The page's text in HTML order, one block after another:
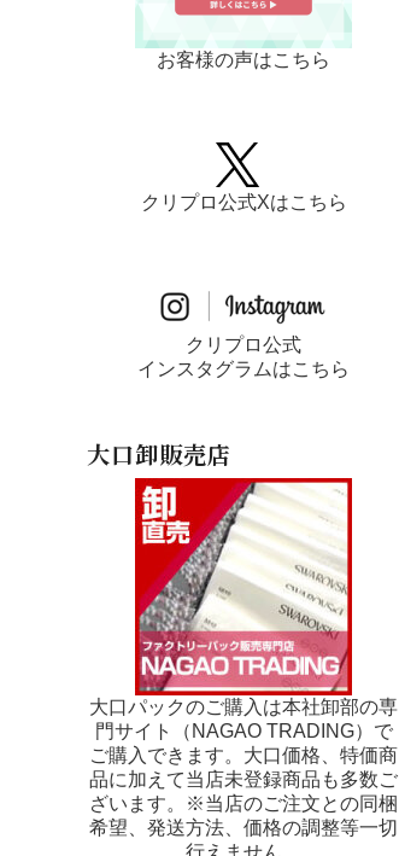
お客様の声はこちら
クリプロ公式Xはこちら
クリプロ公式
インスタグラムはこちら
大口卸販売店
大口パックのご購入は本社卸部の専
門サイト（NAGAO TRADING）で
ご購入できます。大口価格、特価商
品に加えて当店未登録商品も多数ご
ざいます。※当店のご注文との同梱
希望、発送方法、価格の調整等一切
行えません。